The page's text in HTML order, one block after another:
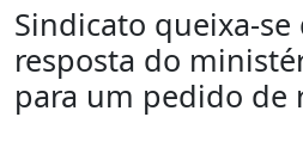
Sindicato queixa-
resposta do
para um pedido de